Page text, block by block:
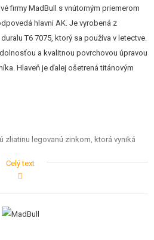
firmy MadBull s vnútorným priemerom
hlavni AK. Je vyrobená z
T6 7075, ktorý sa používa v letectve.
a kvalitnou povrchovou úpravou
Hlaveň je ďalej ošetrená titánovým
zliatinu legovanú zinkom, ktorá vyniká
sa používa v leteckom,
Celý text